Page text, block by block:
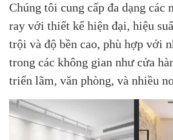
Chúng tôi cung cấp đa dạng các
ray với thiết kế hiện đại, hiệu
trội và độ bền cao, phù hợp với
trong các không gian như cửa
triển lãm, văn phòng, và nhiều